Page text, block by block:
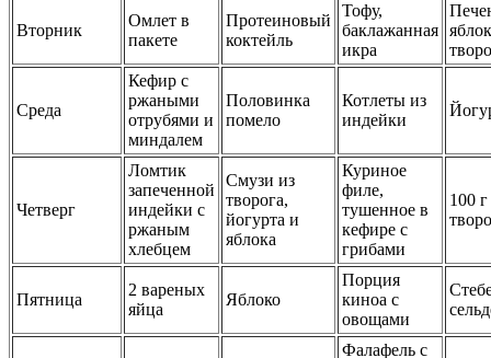
Вторник
Омлет в
пакете
Протеиновый
коктейль
Тофу,
баклажанная
икра
Среда
Кефир с
ржаными
отрубями и
миндалем
Половинка
помело
Котлеты из
индейки
Четверг
Ломтик
запеченной
индейки с
ржаным
хлебцем
Смузи из
творога,
йогурта и
яблока
Куриное
филе,
тушенное в
кефире с
грибами
100 г
Пятница
2 вареных
яйца
Яблоко
Порция
киноа с
овощами
Фалафель с